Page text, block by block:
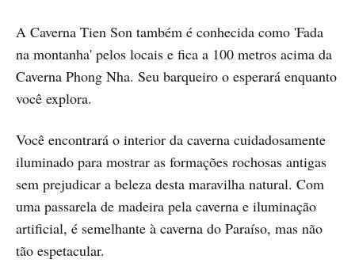
A Caverna Tien Son também é conhecida como 'Fada
na montanha' pelos locais e fica a 100 metros acima da
Caverna Phong Nha. Seu barqueiro o esperará enquanto
você explora.
Você encontrará o interior da caverna cuidadosamente
iluminado para mostrar as formações rochosas antigas
sem prejudicar a beleza desta maravilha natural. Com
uma passarela de madeira pela caverna e iluminação
artificial, é semelhante à caverna do Paraíso, mas não
tão espetacular.